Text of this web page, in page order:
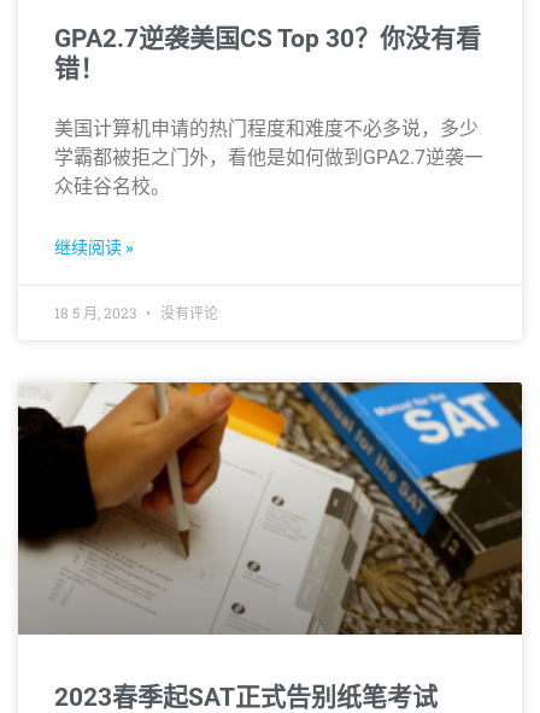
GPA2.7逆袭美国CS Top 30？你没有看
错！
美国计算机申请的热门程度和难度不必多说，多少
学霸都被拒之门外，看他是如何做到GPA2.7逆袭一
众硅谷名校。
继续阅读 »
18 5 月, 2023 没有评论
2023春季起SAT正式告别纸笔考试